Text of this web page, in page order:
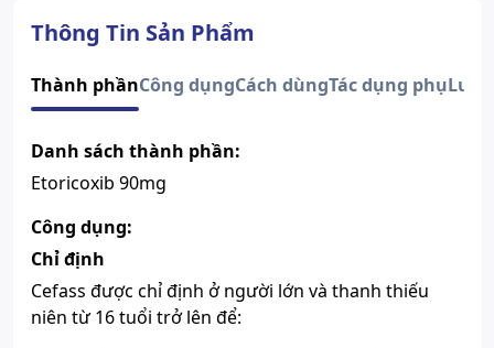
Quy cách
Hộp 3 vỉ x 10 viên
Nhà sản xuất
Nước sản xuất
Ấn Độ
Xuất xứ thương
Số đăng ký
VN-12349-11
Hướng dẫn tra cứu số đăng ký thuốc được cấp phép
Chú ý
tham khảo.
Thông Tin Sản Phẩm
Thành phầnCông dụngCách dùngTác dụng phụLưu
Danh sách thành phần:
Etoricoxib 90mg
Công dụng:
Chỉ định
Cefass được chỉ định ở người lớn và thanh thiếu
niên từ 16 tuổi trở lên để: